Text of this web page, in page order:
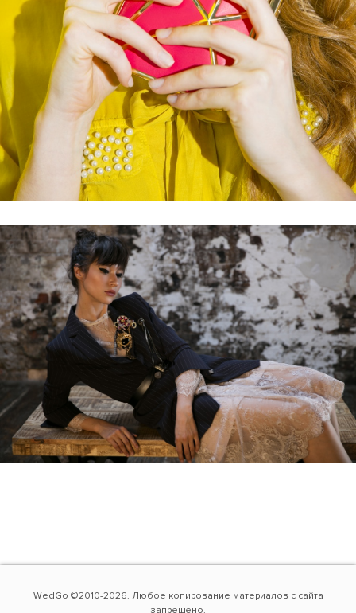
WedGo ©2010-2026. Любое копирование материалов с сайта
запрещено.